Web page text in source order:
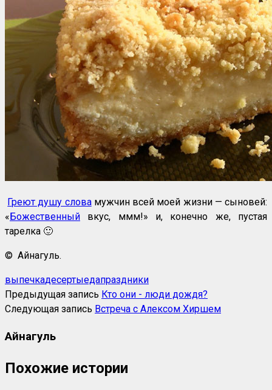
Греют душу словамужчин всей моей жизни — сыновей:
« Божественный вкус, ммм!» и, конечно же, пустая
тарелка 🙂
© Айнагуль.
выпечкадесертыедапраздники
Предыдущая запись Кто они - люди дождя?
Следующая запись Встреча с Алексом Хиршем
Айнагуль
Похожие истории